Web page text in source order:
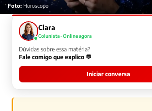
Foto: Horoscopo
Clara
Colunista · Online agora
Dúvidas sobre essa matéria?
Fale comigo que explico 💬
Iniciar conversa